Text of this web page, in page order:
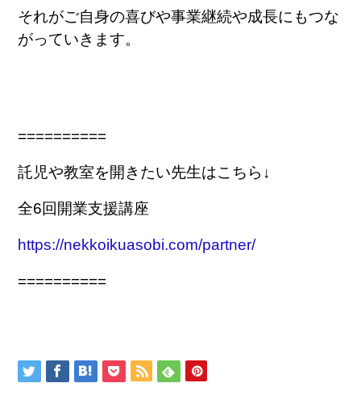
それがご自身の喜びや事業継続や成長にもつな
がっていきます。
==========
託児や教室を開きたい先生はこちら↓
全6回開業支援講座
https://nekkoikuasobi.com/partner/
==========